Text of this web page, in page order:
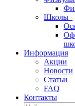
Школы
Информация
Акции
Новости
Статьи
FAQ
Контакты